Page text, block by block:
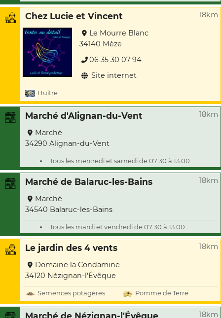
Chez Lucie et Vincent 18km
Le Mourre Blanc
34140 Mèze
06 35 30 07 94
Site internet
Huitre
Marché d'Alignan-du-Vent 18km
Marché
34290 Alignan-du-Vent
Tous les mercredi et samedi de 07:30 à 13:00
Marché de Balaruc-les-Bains 18km
Marché
34540 Balaruc-les-Bains
Tous les mardi et vendredi de 07:30 à 13:00
Le jardin des 4 vents 18km
Domaine la Condamine
34120 Nézignan-l'Évêque
Semences potagères Pomme de Terre
Marché de Nézignan-l'Évêque 18km